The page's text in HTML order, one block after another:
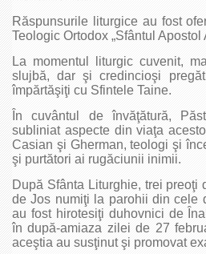
Răspunsurile liturgice au fost
Teologic Ortodox „Sfântul Apostol
La momentul liturgic cuvenit,
slujbă, dar şi credincioşi
împărtăşiţi cu Sfintele Taine.
În cuvântul de învăţătură,
subliniat aspecte din viaţa
Casian şi Gherman, teologi şi
şi purtători ai rugăciunii inimii.
După Sfânta Liturghie, trei preoţi
de Jos numiţi la parohii din cele
au fost hirotesiţi duhovnici de
în după-amiaza zilei de 27
aceştia au susţinut şi promovat